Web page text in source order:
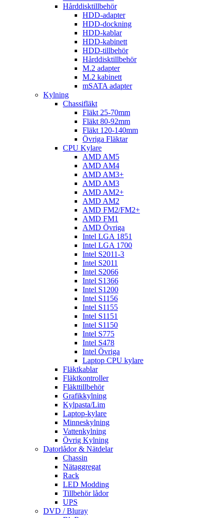
Hårddisktillbehör
HDD-adapter
HDD-dockning
HDD-kablar
HDD-kabinett
HDD-tillbehör
Hårddisktillbehör
M.2 adapter
M.2 kabinett
mSATA adapter
Kylning
Chassifläkt
Fläkt 25-70mm
Fläkt 80-92mm
Fläkt 120-140mm
Övriga Fläktar
CPU Kylare
AMD AM5
AMD AM4
AMD AM3+
AMD AM3
AMD AM2+
AMD AM2
AMD FM2/FM2+
AMD FM1
AMD Övriga
Intel LGA 1851
Intel LGA 1700
Intel S2011-3
Intel S2011
Intel S2066
Intel S1366
Intel S1200
Intel S1156
Intel S1155
Intel S1151
Intel S1150
Intel S775
Intel S478
Intel Övriga
Laptop CPU kylare
Fläktkablar
Fläktkontroller
Fläkttillbehör
Grafikkylning
Kylpasta/Lim
Laptop-kylare
Minneskylning
Vattenkylning
Övrig Kylning
Datorlådor & Nätdelar
Chassin
Nätaggregat
Rack
LED Modding
Tillbehör lådor
UPS
DVD / Bluray